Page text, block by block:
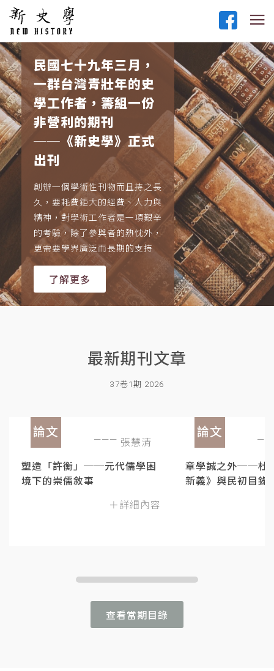
民國七十九年三月，
一群台灣青壯年的史
學工作者，籌組一份
非營利的期刊
──《新史學》正式
出刊
創辦一個學術性刊物而且持之長
久，要耗費鉅大的經費、人力與
精神，對學術工作者是一項艱辛
的考驗，除了參與者的熱忱外，
更需要學界廣泛而長期的支持
了解更多
最新期刊文章
37卷1期 2026
論文
張慧清
塑造「許衡」──元代儒學困
境下的崇儒敘事
＋詳細內容
論文
章學誠之外──杜
新義》與民初目錄
查看當期目錄